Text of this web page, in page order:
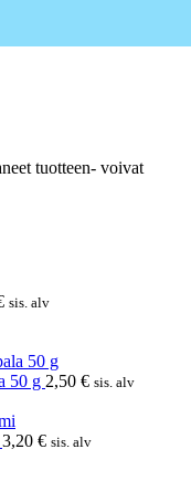
tuotteen- voivat
Hintaluokka:
20,00 €
sis. alv
50 g 2,50 € sis. alv
3,20 € sis. alv